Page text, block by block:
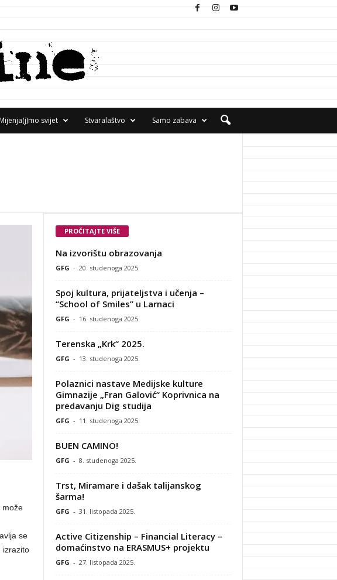
Mijenja(j)mo svijet Stvaralaštvo Samo zabava
može
se
izrazito
PROČITAJTE VIŠE
Na izvorištu obrazovanja
GFG - 20. studenoga 2025.
Spoj kultura, prijateljstva i učenja –
“School of Smiles” u Larnaci
GFG - 16. studenoga 2025.
Terenska „Krk“ 2025.
GFG - 13. studenoga 2025.
Polaznici nastave Medijske kulture
Gimnazije „Fran Galović“ Koprivnica na
predavanju Dig studija
GFG - 11. studenoga 2025.
BUEN CAMINO!
GFG - 8. studenoga 2025.
Trst, Miramare i dašak talijanskog
šarma!
GFG - 31. listopada 2025.
Active Citizenship – Financial Literacy –
domaćinstvo na ERASMUS+ projektu
GFG - 27. listopada 2025.